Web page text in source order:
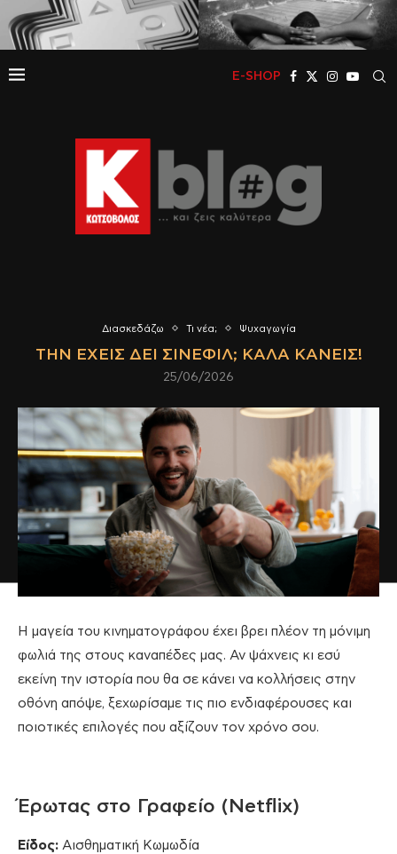
E-SHOP
Διασκεδάζω Τι νέα; Ψυχαγωγία
ΤΗΝ ΈΧΕΙΣ ΔΕΙ ΣΙΝΕΦΊΛ; ΚΑΛΆ ΚΑΝΕΊΣ!
25/06/2026
Η μαγεία του κινηματογράφου έχει βρει πλέον τη μόνιμη
φωλιά της στους καναπέδες μας. Αν ψάχνεις κι εσύ
εκείνη την ιστορία που θα σε κάνει να κολλήσεις στην
οθόνη απόψε, ξεχωρίσαμε τις πιο ενδιαφέρουσες και
ποιοτικές επιλογές που αξίζουν τον χρόνο σου.
Έρωτας στο Γραφείο (Netflix)
Είδος: Αισθηματική Κωμωδία